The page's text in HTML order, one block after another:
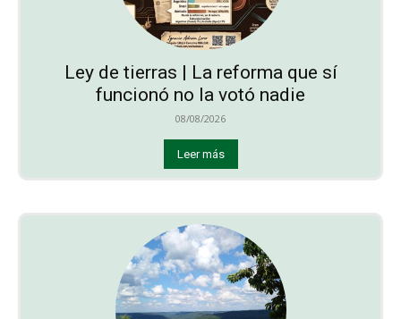
Ley de tierras | La reforma que sí
funcionó no la votó nadie
08/08/2026
Leer más